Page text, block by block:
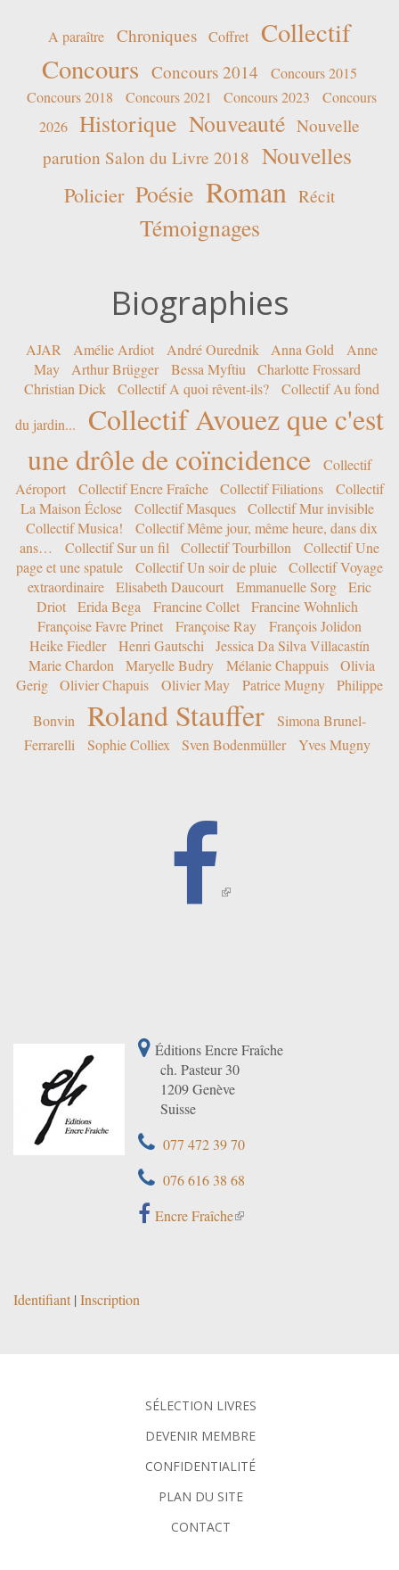
A paraître Chroniques Coffret
Collectif
Concours Concours 2014
Concours 2015
Concours 2018
Concours 2021 Concours 2023
Concours
2026
Historique Nouveauté Nouvelle
parution Salon du Livre 2018 Nouvelles
Policier Poésie Roman Récit
Témoignages
Biographies
AJAR Amélie Ardiot André Ourednik Anna Gold
Anne
May
Arthur Brügger Bessa Myftiu
Charlotte Frossard
Christian Dick
Collectif A quoi rêvent-ils?
Collectif Au fond
du jardin...
Collectif Avouez que c'est
une drôle de coïncidence
Collectif
Aéroport
Collectif Encre Fraîche Collectif Filiations
Collectif
La Maison Éclose
Collectif Masques
Collectif Mur invisible
Collectif Musica!
Collectif Même jour, même heure, dans dix
ans…
Collectif Sur un fil Collectif Tourbillon
Collectif Une
page et une spatule
Collectif Un soir de pluie
Collectif Voyage
extraordinaire
Elisabeth Daucourt Emmanuelle Sorg
Eric
Driot
Erida Bega Francine Collet
Francine Wohnlich
Françoise Favre Prinet
Françoise Ray
François Jolidon
Heike Fiedler
Henri Gautschi
Jessica Da Silva Villacastín
Marie Chardon
Maryelle Budry Mélanie Chappuis
Olivia
Gerig
Olivier Chapuis Olivier May Patrice Mugny
Philippe
Bonvin
Roland Stauffer
Simona Brunel-
Ferrarelli
Sophie Colliex Sven Bodenmüller Yves Mugny
Éditions Encre Fraîche
ch. Pasteur 30
1209 Genève
Suisse
077 472 39 70
076 616 38 68
Encre Fraîche
Identifiant | Inscription
SÉLECTION LIVRES
DEVENIR MEMBRE
CONFIDENTIALITÉ
PLAN DU SITE
CONTACT